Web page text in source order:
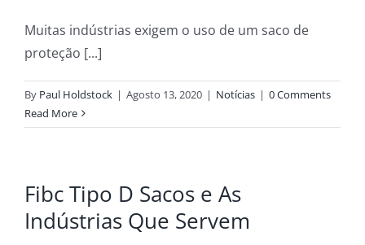
Muitas indústrias exigem o uso de um saco de
proteção [...]
By Paul Holdstock | Agosto 13, 2020 | Notícias | 0 Comments
Read More
Fibc Tipo D Sacos e As
Indústrias Que Servem